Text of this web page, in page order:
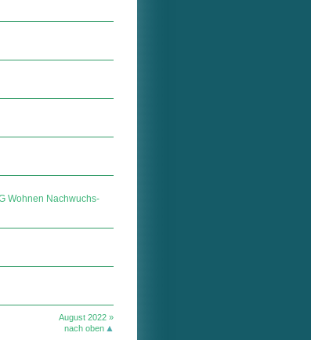
Wohnen Nachwuchs-
August 2022 »
nach oben